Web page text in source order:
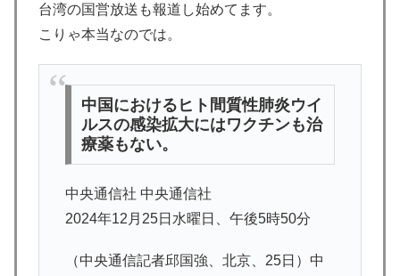
台湾の国営放送も報道し始めてます。
こりゃ本当なのでは。
中国におけるヒト間質性肺炎ウイ
ルスの感染拡大にはワクチンも治
療薬もない。
中央通信社 中央通信社
2024年12月25日水曜日、午後5時50分
（中央通信記者邱国強、北京、25日）中